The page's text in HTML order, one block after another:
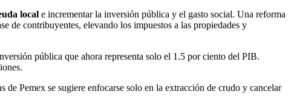
local e incrementar la inversión pública y el gasto social. Una reforma
de contribuyentes, elevando los impuestos a las propiedades y
pública que ahora representa solo el 1.5 por ciento del PIB.
Pemex se sugiere enfocarse solo en la extracción de crudo y cancelar